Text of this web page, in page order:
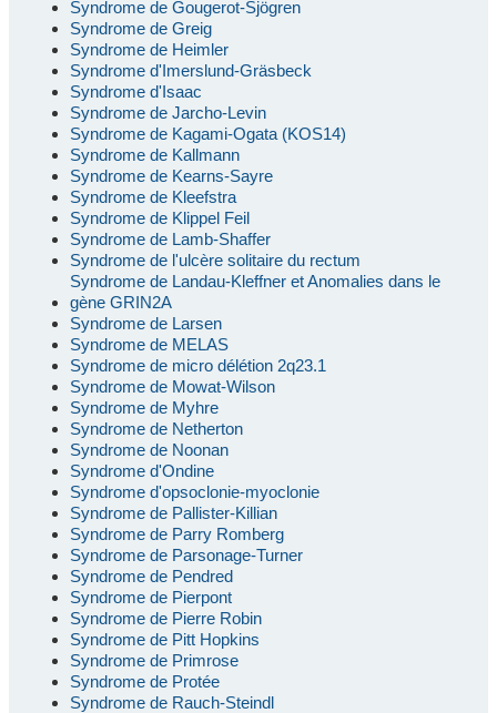
Syndrome de Gougerot-Sjögren
Syndrome de Greig
Syndrome de Heimler
Syndrome d'Imerslund-Gräsbeck
Syndrome d'Isaac
Syndrome de Jarcho-Levin
Syndrome de Kagami-Ogata (KOS14)
Syndrome de Kallmann
Syndrome de Kearns-Sayre
Syndrome de Kleefstra
Syndrome de Klippel Feil
Syndrome de Lamb-Shaffer
Syndrome de l'ulcère solitaire du rectum
Syndrome de Landau-Kleffner et Anomalies dans le
gène GRIN2A
Syndrome de Larsen
Syndrome de MELAS
Syndrome de micro délétion 2q23.1
Syndrome de Mowat-Wilson
Syndrome de Myhre
Syndrome de Netherton
Syndrome de Noonan
Syndrome d'Ondine
Syndrome d'opsoclonie-myoclonie
Syndrome de Pallister-Killian
Syndrome de Parry Romberg
Syndrome de Parsonage-Turner
Syndrome de Pendred
Syndrome de Pierpont
Syndrome de Pierre Robin
Syndrome de Pitt Hopkins
Syndrome de Primrose
Syndrome de Protée
Syndrome de Rauch-Steindl